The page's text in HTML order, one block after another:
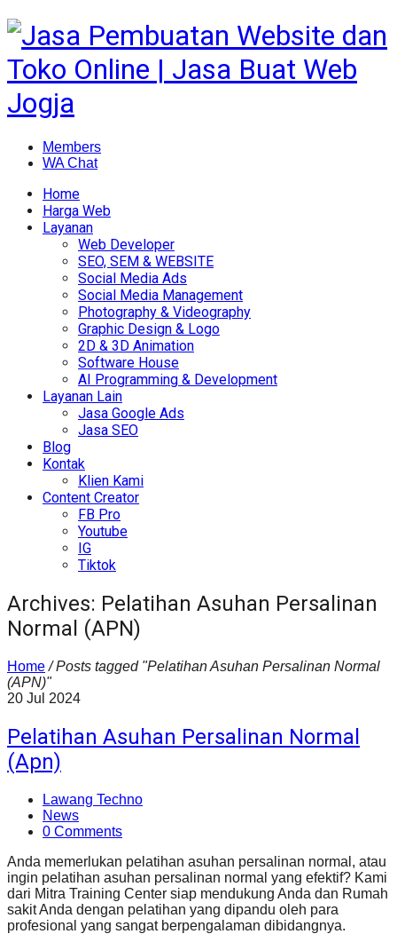
Members
WA Chat
Home
Harga Web
Layanan
Web Developer
SEO, SEM & WEBSITE
Social Media Ads
Social Media Management
Photography & Videography
Graphic Design & Logo
2D & 3D Animation
Software House
AI Programming & Development
Layanan Lain
Jasa Google Ads
Jasa SEO
Blog
Kontak
Klien Kami
Content Creator
FB Pro
Youtube
IG
Tiktok
Archives: Pelatihan Asuhan Persalinan
Normal (APN)
Home / Posts tagged "Pelatihan Asuhan Persalinan Normal
(APN)"
20 Jul 2024
Pelatihan Asuhan Persalinan Normal
(Apn)
Lawang Techno
News
0 Comments
Anda memerlukan pelatihan asuhan persalinan normal, atau
ingin pelatihan asuhan persalinan normal yang efektif? Kami
dari Mitra Training Center siap mendukung Anda dan Rumah
sakit Anda dengan pelatihan yang dipandu oleh para
profesional yang sangat berpengalaman dibidangnya.